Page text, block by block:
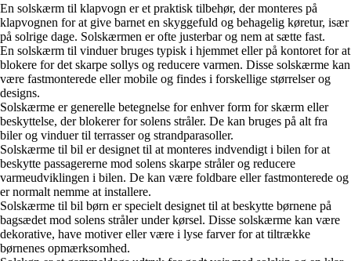
En solskærm til klapvogn er et praktisk tilbehør, der monteres på
klapvognen for at give barnet en skyggefuld og behagelig køretur, især
på solrige dage. Solskærmen er ofte justerbar og nem at sætte fast.
En solskærm til vinduer bruges typisk i hjemmet eller på kontoret for at
blokere for det skarpe sollys og reducere varmen. Disse solskærme kan
være fastmonterede eller mobile og findes i forskellige størrelser og
designs.
Solskærme er generelle betegnelse for enhver form for skærm eller
beskyttelse, der blokerer for solens stråler. De kan bruges på alt fra
biler og vinduer til terrasser og strandparasoller.
Solskærme til bil er designet til at monteres indvendigt i bilen for at
beskytte passagererne mod solens skarpe stråler og reducere
varmeudviklingen i bilen. De kan være foldbare eller fastmonterede og
er normalt nemme at installere.
Solskærme til bil børn er specielt designet til at beskytte børnene på
bagsædet mod solens stråler under kørsel. Disse solskærme kan være
dekorative, have motiver eller være i lyse farver for at tiltrække
børnenes opmærksomhed.